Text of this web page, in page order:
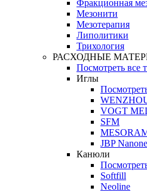
Фракционная
Мезонити
Мезотерапия
Липолитики
Трихология
РАСХОДНЫЕ
Посмотреть все
Иглы
VOGT
SFM
JBP
Канюли
Softfill
Neoline